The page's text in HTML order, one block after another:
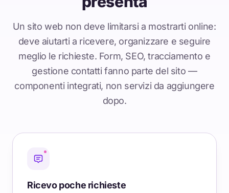
Un sito web non deve limitarsi a mostrarti online:
deve aiutarti a ricevere, organizzare e seguire
meglio le richieste. Form, SEO, tracciamento e
gestione contatti fanno parte del sito —
componenti integrati, non servizi da aggiungere
dopo.
Ricevo poche richieste